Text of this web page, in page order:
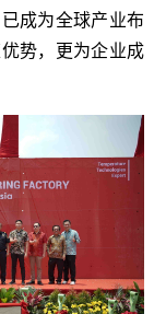
成为全球产业布
势，更为企业成